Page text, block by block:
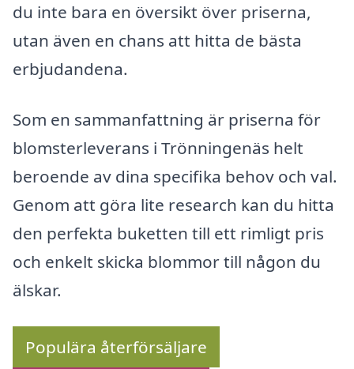
du inte bara en översikt över priserna,
utan även en chans att hitta de bästa
erbjudandena.
Som en sammanfattning är priserna för
blomsterleverans i Trönningenäs helt
beroende av dina specifika behov och val.
Genom att göra lite research kan du hitta
den perfekta buketten till ett rimligt pris
och enkelt skicka blommor till någon du
älskar.
Populära återförsäljare